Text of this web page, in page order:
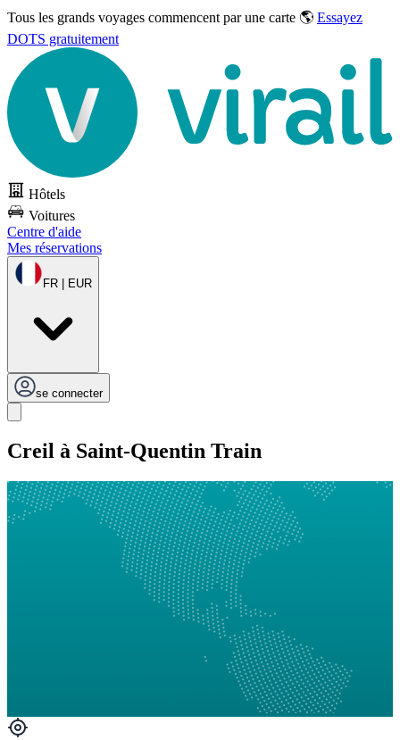
Tous les grands voyages commencent par une carte 🌎 Essayez
DOTS gratuitement
Hôtels
Voitures
Centre d'aide
Mes réservations
FR | EUR
se connecter
Creil à Saint-Quentin Train